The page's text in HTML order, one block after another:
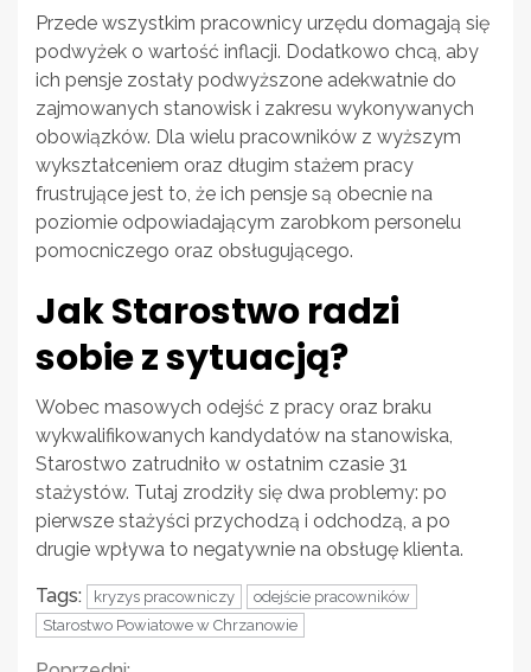
Przede wszystkim pracownicy urzędu domagają się
podwyżek o wartość inflacji. Dodatkowo chcą, aby
ich pensje zostały podwyższone adekwatnie do
zajmowanych stanowisk i zakresu wykonywanych
obowiązków. Dla wielu pracowników z wyższym
wykształceniem oraz długim stażem pracy
frustrujące jest to, że ich pensje są obecnie na
poziomie odpowiadającym zarobkom personelu
pomocniczego oraz obsługującego.
Jak Starostwo radzi
sobie z sytuacją?
Wobec masowych odejść z pracy oraz braku
wykwalifikowanych kandydatów na stanowiska,
Starostwo zatrudniło w ostatnim czasie 31
stażystów. Tutaj zrodziły się dwa problemy: po
pierwsze stażyści przychodzą i odchodzą, a po
drugie wpływa to negatywnie na obsługę klienta.
Tags: kryzys pracowniczy
odejście pracowników
Starostwo Powiatowe w Chrzanowie